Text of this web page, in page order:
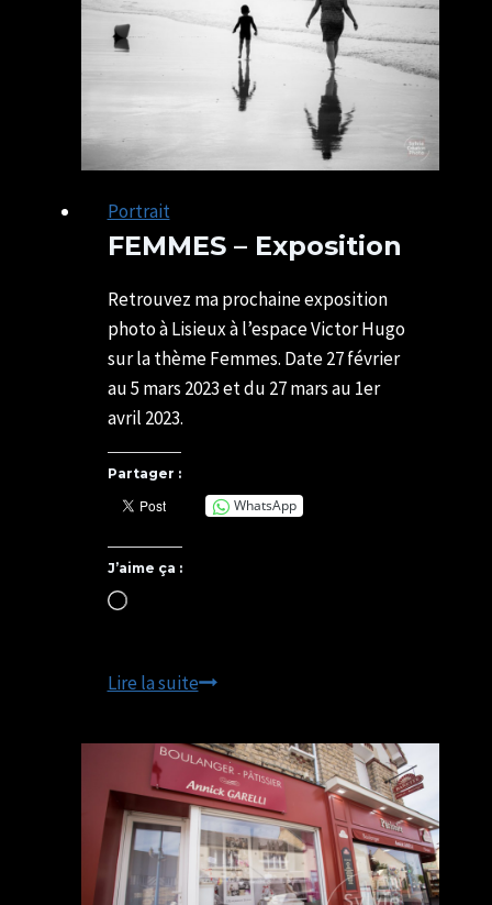
Portrait
FEMMES – Exposition
CHATELAIS
Retrouvez ma prochaine exposition
photo à Lisieux à l’espace Victor Hugo
sur la thème Femmes. Date 27 février
au 5 mars 2023 et du 27 mars au 1er
avril 2023.
Partager :
WhatsApp
J’aime ça :
Chargement…
Lire la suiteFEMMES
Exposition